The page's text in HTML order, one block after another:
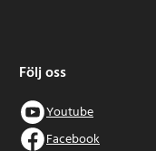
Följ oss
Youtube
Facebook